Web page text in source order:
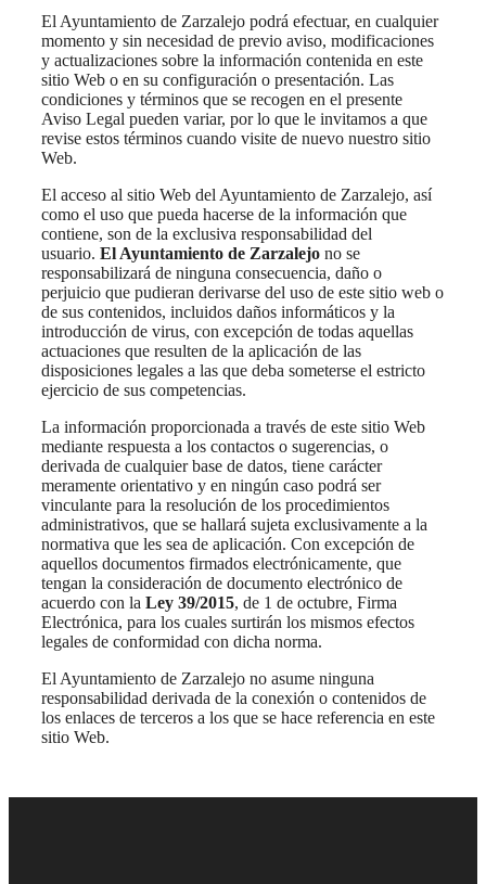
El Ayuntamiento de Zarzalejo podrá efectuar, en cualquier
momento y sin necesidad de previo aviso, modificaciones
y actualizaciones sobre la información contenida en este
sitio Web o en su configuración o presentación. Las
condiciones y términos que se recogen en el presente
Aviso Legal pueden variar, por lo que le invitamos a que
revise estos términos cuando visite de nuevo nuestro sitio
Web.
El acceso al sitio Web del Ayuntamiento de Zarzalejo, así
como el uso que pueda hacerse de la información que
contiene, son de la exclusiva responsabilidad del
usuario. El Ayuntamiento de Zarzalejo no se
responsabilizará de ninguna consecuencia, daño o
perjuicio que pudieran derivarse del uso de este sitio web o
de sus contenidos, incluidos daños informáticos y la
introducción de virus, con excepción de todas aquellas
actuaciones que resulten de la aplicación de las
disposiciones legales a las que deba someterse el estricto
ejercicio de sus competencias.
La información proporcionada a través de este sitio Web
mediante respuesta a los contactos o sugerencias, o
derivada de cualquier base de datos, tiene carácter
meramente orientativo y en ningún caso podrá ser
vinculante para la resolución de los procedimientos
administrativos, que se hallará sujeta exclusivamente a la
normativa que les sea de aplicación. Con excepción de
aquellos documentos firmados electrónicamente, que
tengan la consideración de documento electrónico de
acuerdo con la Ley 39/2015, de 1 de octubre, Firma
Electrónica, para los cuales surtirán los mismos efectos
legales de conformidad con dicha norma.
El Ayuntamiento de Zarzalejo no asume ninguna
responsabilidad derivada de la conexión o contenidos de
los enlaces de terceros a los que se hace referencia en este
sitio Web.